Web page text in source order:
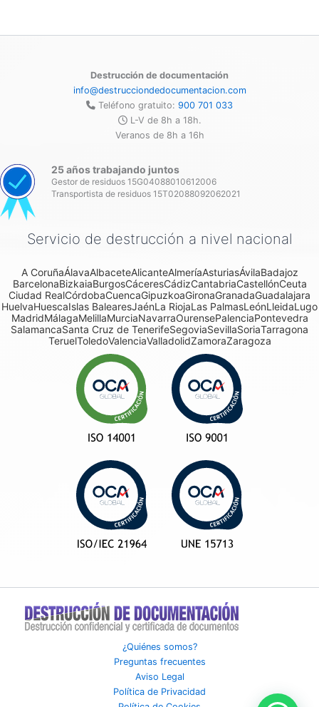
Destrucción de documentación
info@destrucciondedocumentacion.com
Teléfono gratuito: 900 701 033
L-V de 8h a 18h.
Veranos de 8h a 16h
25 años trabajando juntos
Gestor de residuos 15G04088010612006
Transportista de residuos 15T02088092062021
Servicio de destrucción a nivel nacional
A CoruñaÁlavaAlbaceteAlicanteAlmeríaAsturiasÁvilaBadajoz
BarcelonaBizkaiaBurgosCáceresCádizCantabriaCastellónCeuta
Ciudad RealCórdobaCuencaGipuzkoaGironaGranadaGuadalajara
HuelvaHuescaIslas BalearesJaénLa RiojaLas PalmasLeónLleidaLugo
MadridMálagaMelillaMurciaNavarraOurensePalenciaPontevedra
SalamancaSanta Cruz de TenerifeSegoviaSevillaSoriaTarragona
TeruelToledoValenciaValladolidZamoraZaragoza
¿Quiénes somos?
Preguntas frecuentes
Aviso Legal
Política de Privacidad